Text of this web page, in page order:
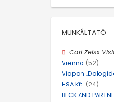
MUNKÁLTATÓ
Carl Zeiss
Vienna (52)
Viapan
HSA Kft. (24)
BECK AND